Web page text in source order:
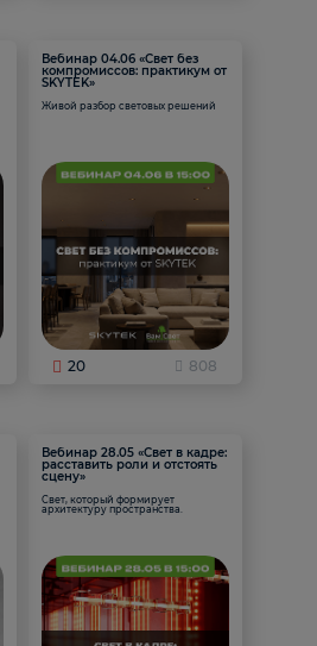
Вебинар 04.06 «Свет без
компромиссов: практикум от
SKYTEK»
Живой разбор световых решений
20 808
Вебинар 28.05 «Свет в кадре:
расставить роли и отстоять
сцену»
Свет, который формирует
архитектуру пространства.